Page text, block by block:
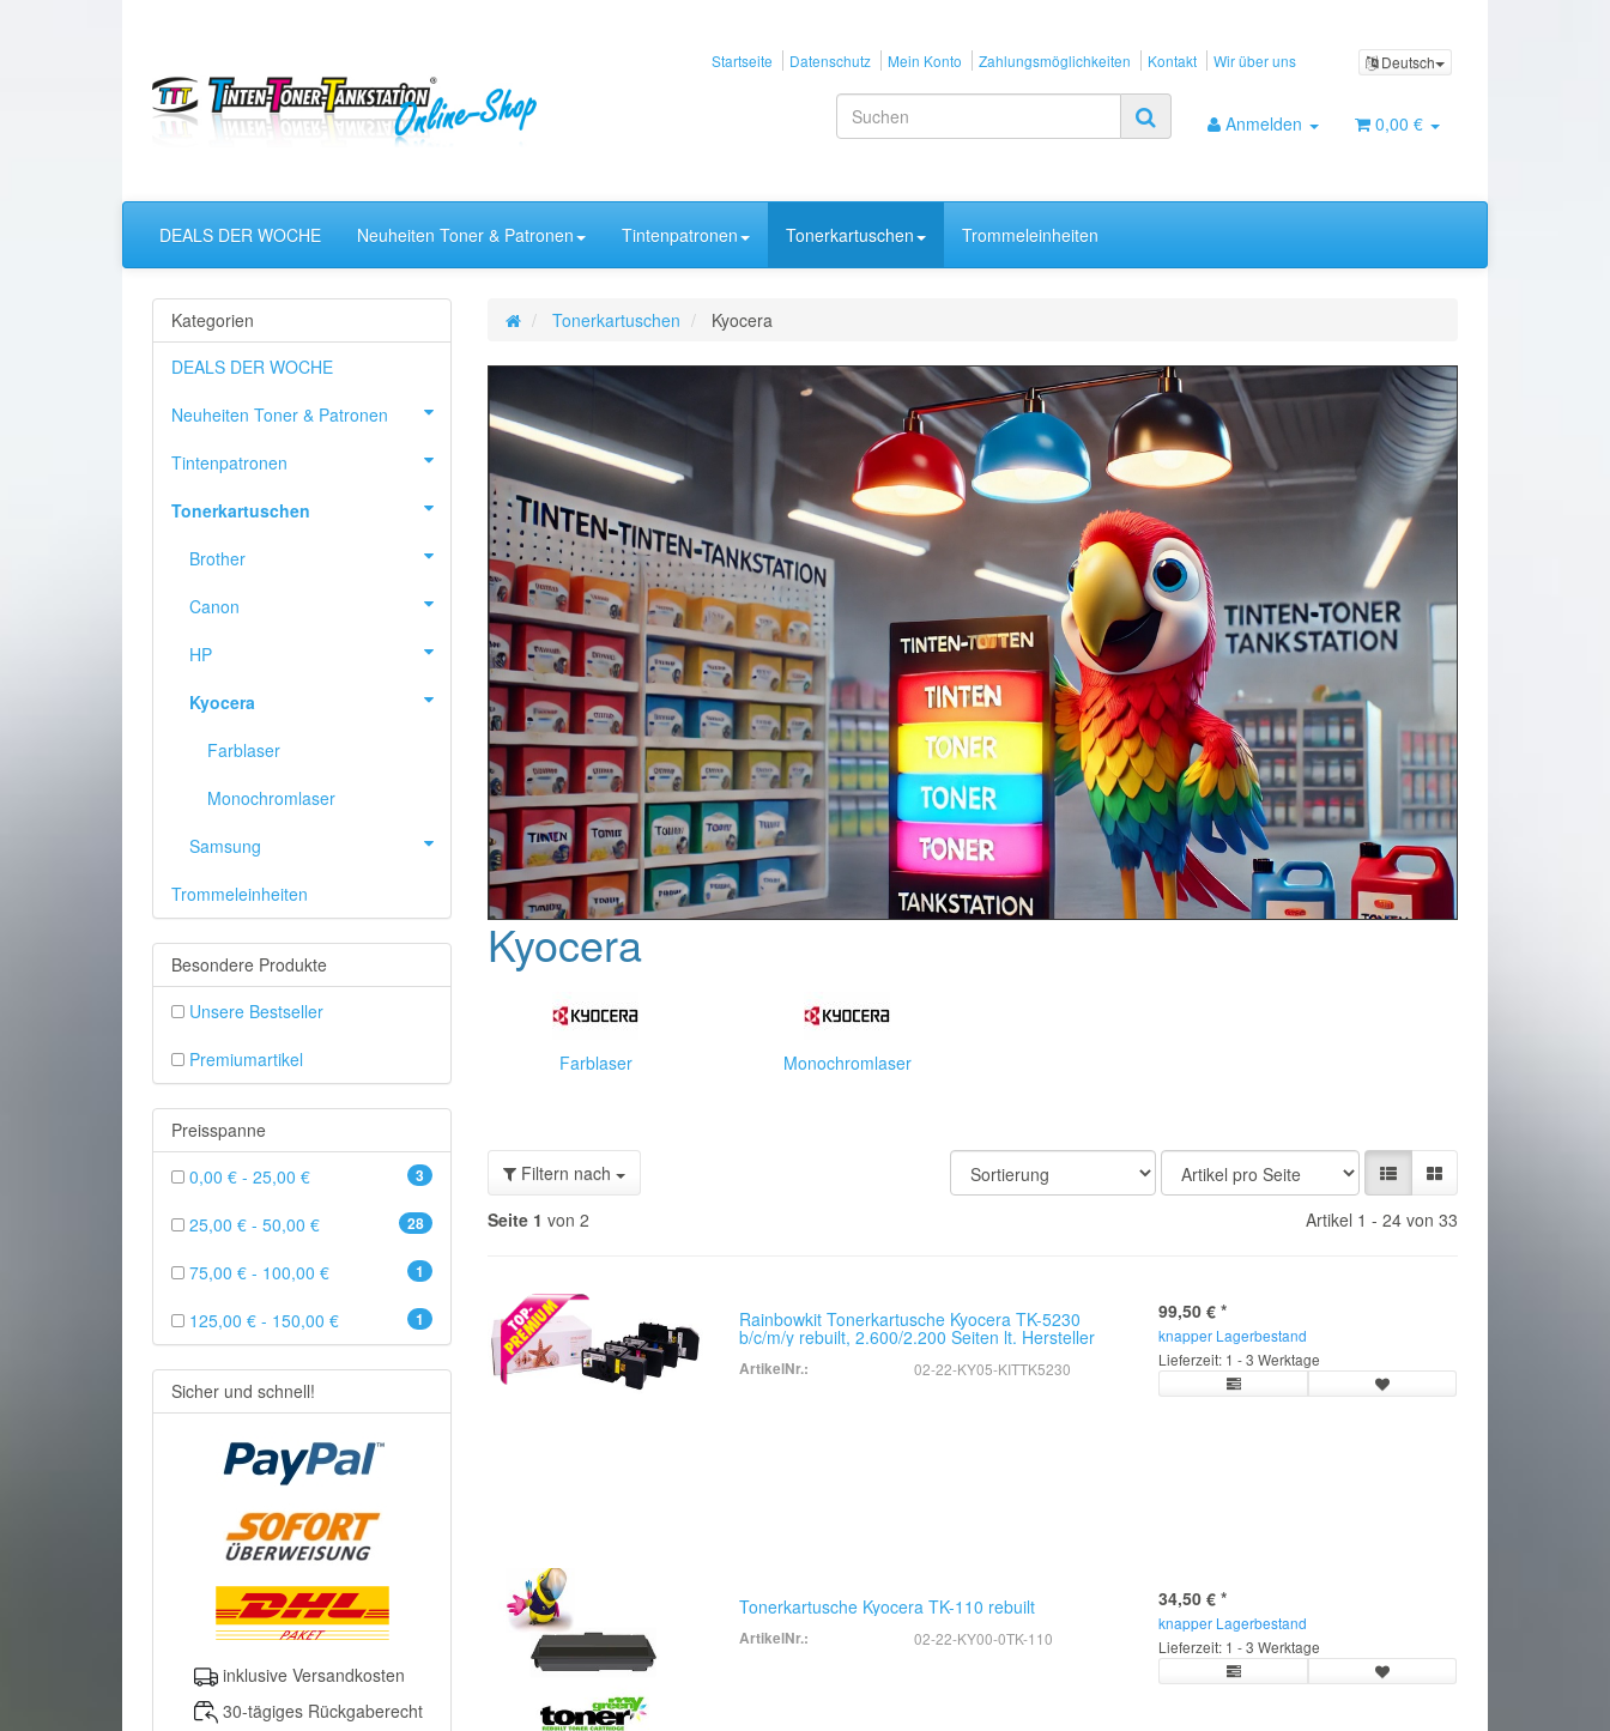
Deutsch
Startseite Datenschutz Mein Konto Zahlungsmöglichkeiten Kontakt Wir über uns
Anmelden 0,00 €
DEALS DER WOCHE Neuheiten Toner & Patronen Tintenpatronen Tonerkartuschen Trommeleinheiten
Tonerkartuschen Kyocera
ZURÜCK
Kyocera
Farblaser Monochromlaser
Filtern nach
Seite 1 von 2 Artikel 1 - 24 von 33
Rainbowkit Tonerkartusche Kyocera TK-5230
b/c/m/y rebuilt, 2.600/2.200 Seiten lt. Hersteller
ArtikelNr.: 02-22-KY05-KITTK5230
99,50 € *
knapper Lagerbestand
Lieferzeit: 1 - 3 Werktage
Tonerkartusche Kyocera TK-110 rebuilt
ArtikelNr.: 02-22-KY00-0TK-110
34,50 € *
knapper Lagerbestand
Lieferzeit: 1 - 3 Werktage
Kategorien
DEALS DER WOCHE
Neuheiten Toner & Patronen
Tintenpatronen
Tonerkartuschen
Brother
Canon
HP
Kyocera
Farblaser
Monochromlaser
Samsung
Trommeleinheiten
Besondere Produkte
Unsere Bestseller
Premiumartikel
Preisspanne
3
0,00 € - 25,00 €
28
25,00 € - 50,00 €
1
75,00 € - 100,00 €
1
125,00 € - 150,00 €
Sicher und schnell!
inklusive Versandkosten
30-tägiges Rückgaberecht